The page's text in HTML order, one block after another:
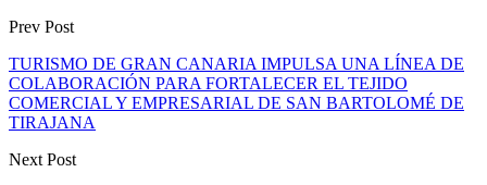
Prev Post
TURISMO DE GRAN CANARIA IMPULSA UNA LÍNEA DE
COLABORACIÓN PARA FORTALECER EL TEJIDO
COMERCIAL Y EMPRESARIAL DE SAN BARTOLOMÉ DE
TIRAJANA
Next Post